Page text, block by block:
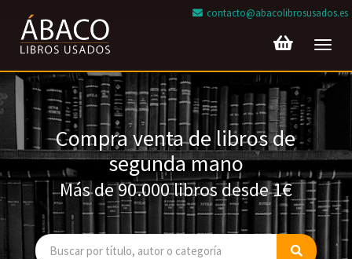
contacto@abacolibrosusados.es
Compra venta de libros de
segunda mano
Más de 90.000 libros desde 1€